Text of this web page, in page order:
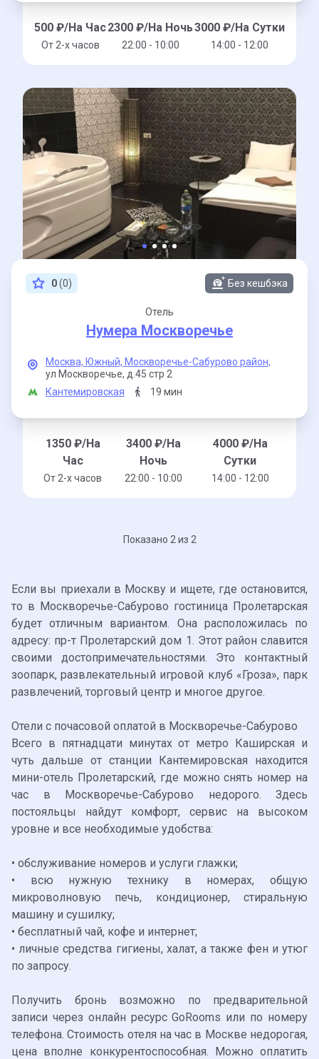
500 ₽/На Час
От 2-x часов
2300 ₽/На Ночь
22:00 - 10:00
3000 ₽/На Сутки
14:00 - 12:00
0(0) Без кешбэка
Отель
Нумера Москворечье
Москва, Южный, Москворечье-Сабурово район,
ул Москворечье, д.45 стр 2
Кантемировская
19 мин
1350₽/На
Час
От 2-x часов
3400 ₽/На
Ночь
22:00 - 10:00
4000₽/На
Сутки
14:00 - 12:00
Показано 2 из 2
Если вы приехали в Москву и ищете, где остановится,
то в Москворечье-Сабурово гостиница Пролетарская
будет отличным вариантом. Она расположилась по
адресу: пр-т Пролетарский дом 1. Этот район славится
своими достопримечательностями. Это контактный
зоопарк, развлекательный игровой клуб «Гроза», парк
развлечений, торговый центр и многое другое.
Отели с почасовой оплатой в Москворечье-Сабурово
Всего в пятнадцати минутах от метро Каширская и
чуть дальше от станции Кантемировская находится
мини-отель Пролетарский, где можно снять номер на
час в Москворечье-Сабурово недорого. Здесь
постояльцы найдут комфорт, сервис на высоком
уровне и все необходимые удобства:
• обслуживание номеров и услуги глажки;
• всю нужную технику в номерах, общую
микроволновую печь, кондиционер, стиральную
машину и сушилку;
• бесплатный чай, кофе и интернет;
• личные средства гигиены, халат, а также фен и утюг
по запросу.
Получить бронь возможно по предварительной
записи через онлайн ресурс GoRooms или по номеру
телефона. Стоимость отеля на час в Москве недорогая,
цена вполне конкурентоспособная. Можно оплатить